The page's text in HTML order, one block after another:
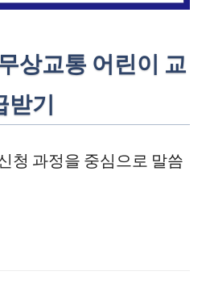
상교통 어린이 교
받기
청 과정을 중심으로 말씀